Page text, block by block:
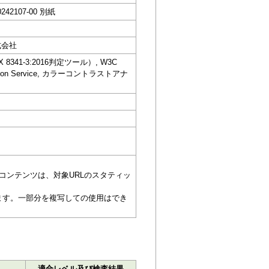
00 別紙
社
8341-3:2016判定ツール）, W3C
Service, カラーコントラストアナ
ンテンツは、対象URLのスタティッ
。一部分を複写しての使用はでき